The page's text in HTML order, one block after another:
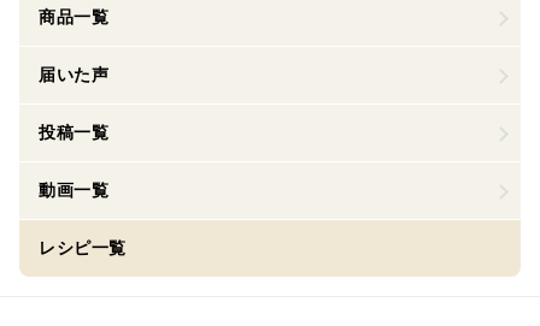
商品一覧
届いた声
投稿一覧
動画一覧
レシピ一覧